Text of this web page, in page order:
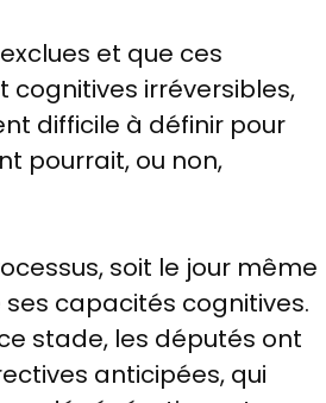
et que ces
irréversibles,
difficile à définir pour
pourrait, ou non,
soit le jour même
capacités cognitives.
stade, les députés ont
anticipées, qui